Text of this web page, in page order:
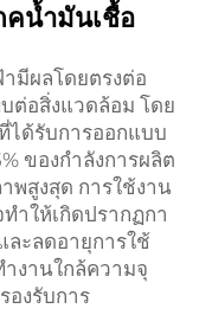
คน้ำมันเชื้อ
มีผลโดยตรงต่อ
ต่อสิ่งแวดล้อม โดย
ได้รับการออกแบบ
ของกำลังการผลิต
พสูงสุด การใช้งาน
ำให้เกิดปรากฏกา
ะลดอายุการใช้
งานใกล้ความจุ
องรับการ